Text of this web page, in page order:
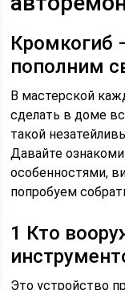
Кромкогиб
пополним
В мастерской
сделать в доме
такой
Давайте
особенностями,
попробуем
1 Кто
Это устройство